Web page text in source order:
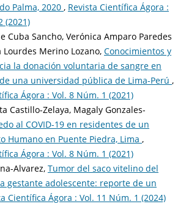
Palma, 2020 , Revista Científica Ágora :
(2021)
Cuba Sancho, Verónica Amparo Paredes
Lourdes Merino Lozano, Conocimientos y
la donación voluntaria de sangre en
una universidad pública de Lima-Perú ,
Ágora : Vol. 8 Núm. 1 (2021)
Castillo-Zelaya, Magaly Gonzales-
al COVID-19 en residentes de un
Humano en Puente Piedra, Lima ,
Ágora : Vol. 8 Núm. 1 (2021)
Alvarez, Tumor del saco vitelino del
gestante adolescente: reporte de un
Científica Ágora : Vol. 11 Núm. 1 (2024)